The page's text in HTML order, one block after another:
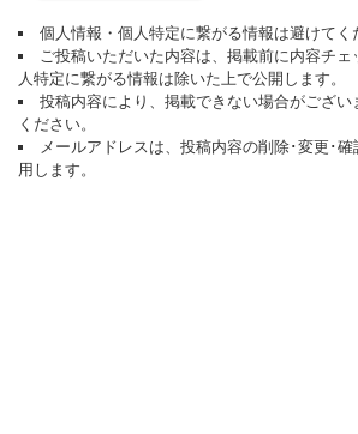
個人情報・個人特定に繋がる情報は避けてく
ご投稿いただいた内容は、掲載前に内容チ
人特定に繋がる情報は除いた上で公開します。
投稿内容により、掲載できない場合がござい
ください。
メールアドレスは、投稿内容の削除･変更･
用します。